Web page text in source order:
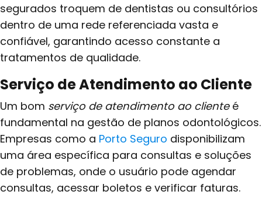
segurados troquem de dentistas ou consultórios
dentro de uma rede referenciada vasta e
confiável, garantindo acesso constante a
tratamentos de qualidade.
Serviço de Atendimento ao Cliente
Um bom serviço de atendimento ao clienteé
fundamental na gestão de planos odontológicos.
Empresas como a Porto Seguro disponibilizam
uma área específica para consultas e soluções
de problemas, onde o usuário pode agendar
consultas, acessar boletos e verificar faturas.